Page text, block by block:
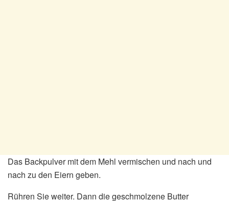
Das Backpulver mit dem Mehl vermischen und nach und
nach zu den Eiern geben.
Rühren Sie weiter. Dann die geschmolzene Butter